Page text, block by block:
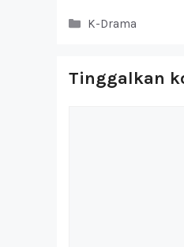
Kategori
K-Drama
Tinggalkan